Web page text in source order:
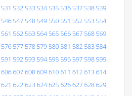
531 532 533 534 535 536 537 538 539
546 547 548 549 550 551 552 553 554
561 562 563 564 565 566 567 568 569
576 577 578 579 580 581 582 583 584
591 592 593 594 595 596 597 598 599
606607608609610611 612613614
621 622623624625626627628629